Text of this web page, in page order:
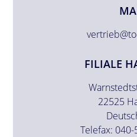
FILIALE
22525
Telefax: